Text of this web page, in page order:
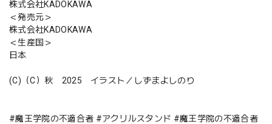
株式会社KADOKAWA
＜発売元＞
株式会社KADOKAWA
＜生産国＞
日本
(C)（C）秋 2025 イラスト／しずまよしのり
#魔王学院の不適合者 #アクリルスタンド #魔王学院の不適合者